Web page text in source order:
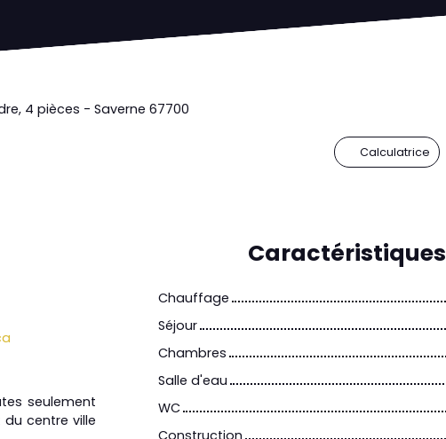
4 pièces - Saverne 67700
Calculatrice
seulement
centre ville
Caractéristiques
Chauffage
Séjour
Chambres
Salle d'eau
WC